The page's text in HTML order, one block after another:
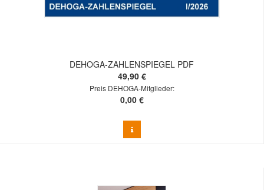
DEHOGA-ZAHLENSPIEGEL PDF
49,90 €
Preis DEHOGA-Mitglieder:
0,00 €